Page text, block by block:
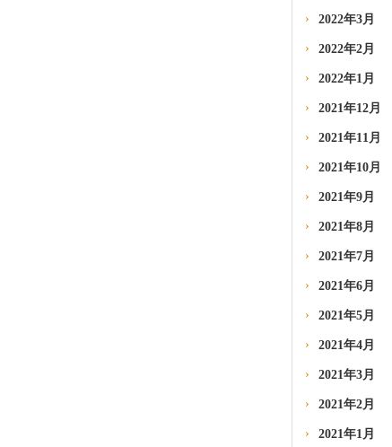
2022年3月
2022年2月
2022年1月
2021年12月
2021年11月
2021年10月
2021年9月
2021年8月
2021年7月
2021年6月
2021年5月
2021年4月
2021年3月
2021年2月
2021年1月